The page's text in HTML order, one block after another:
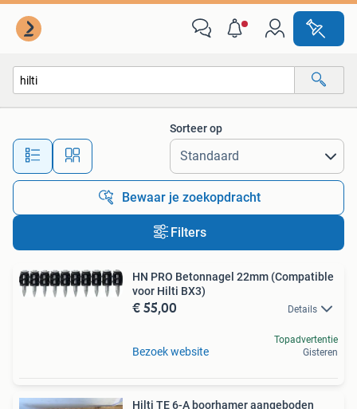
Alle afstanden…
Sorteer op
Bewaar je zoekopdracht
Filters
HN PRO Betonnagel 22mm (Compatible
voor Hilti BX3)
€ 55,00 Details
Bezoek website
Topadvertentie
Gisteren
Hilti TE 6-A boorhamer aangeboden